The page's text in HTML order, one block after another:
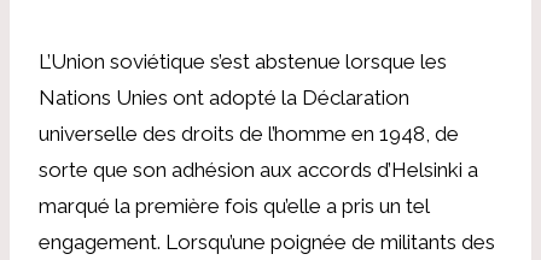
L’Union soviétique s’est abstenue lorsque les
Nations Unies ont adopté la Déclaration
universelle des droits de l’homme en 1948, de
sorte que son adhésion aux accords d’Helsinki a
marqué la première fois qu’elle a pris un tel
engagement. Lorsqu’une poignée de militants des